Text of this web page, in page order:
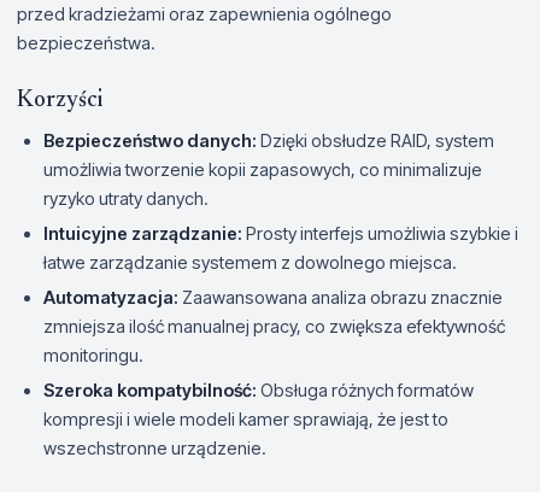
przed kradzieżami oraz zapewnienia ogólnego
bezpieczeństwa.
Korzyści
Bezpieczeństwo danych: Dzięki obsłudze RAID, system
umożliwia tworzenie kopii zapasowych, co minimalizuje
ryzyko utraty danych.
Intuicyjne zarządzanie: Prosty interfejs umożliwia szybkie i
łatwe zarządzanie systemem z dowolnego miejsca.
Automatyzacja: Zaawansowana analiza obrazu znacznie
zmniejsza ilość manualnej pracy, co zwiększa efektywność
monitoringu.
Szeroka kompatybilność: Obsługa różnych formatów
kompresji i wiele modeli kamer sprawiają, że jest to
wszechstronne urządzenie.